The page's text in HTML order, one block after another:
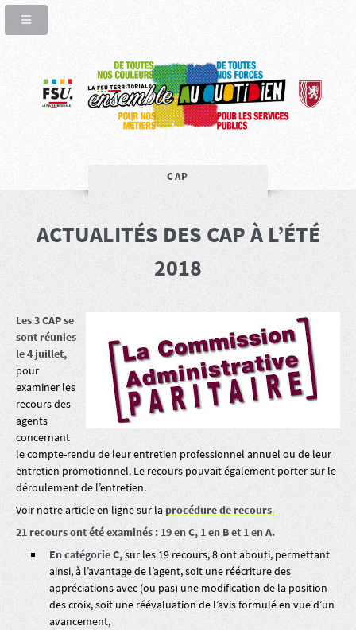
CAP
ACTUALITÉS DES CAP À L’ÉTÉ
2018
Les 3 CAP se
sont réunies
le 4 juillet,
pour
examiner les
recours des
agents
concernant
le compte-rendu de leur entretien professionnel annuel ou de leur
entretien promotionnel. Le recours pouvait également porter sur le
déroulement de l’entretien.
Voir notre article en ligne sur la procédure de recours.
21 recours ont été examinés : 19 en C, 1 en B et 1 en A.
En catégorie C,sur les 19 recours, 8 ont abouti, permettant
ainsi, à l’avantage de l’agent, soit une réécriture des
appréciations avec (ou pas) une modification de la position
des croix, soit une réévaluation de l’avis formulé en vue d’un
avancement,